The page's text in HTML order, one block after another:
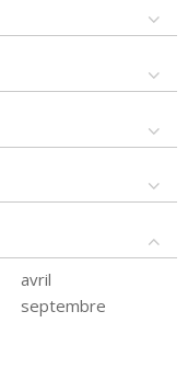
avril
septembre